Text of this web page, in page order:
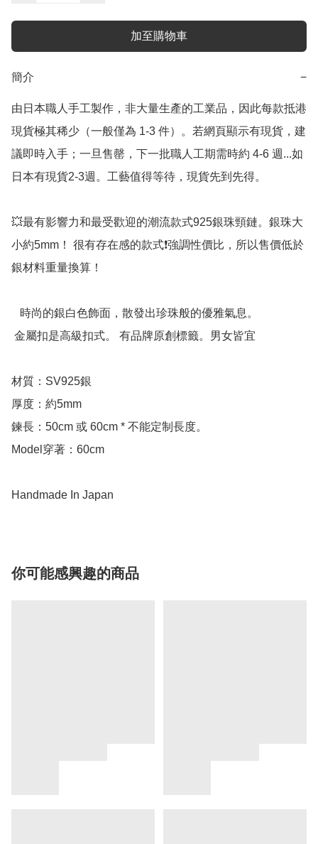
加至購物車
簡介 −
由日本職人手工製作，非大量生產的工業品，因此每款抵港
現貨極其稀少（一般僅為 1-3 件）。若網頁顯示有現貨，建
議即時入手；一旦售罄，下一批職人工期需時約 4-6 週...如
日本有現貨2-3週。工藝值得等待，現貨先到先得。
💥最有影響力和最受歡迎的潮流款式925銀珠頸鏈。銀珠大
小約5mm！ 很有存在感的款式❗️強調性價比，所以售價低於
銀材料重量換算！
材質：SV925銀
厚度：約5mm
鍊長：50cm 或 60cm * 不能定制長度。
Model穿著：60cm
你可能感興趣的商品